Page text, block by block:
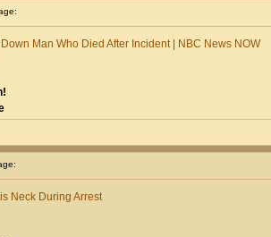
Man Who Died After Incident | NBC News NOW
Neck During Arrest